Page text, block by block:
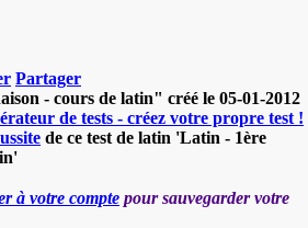
Partager
- cours de latin" créé le 05-01-2012
de tests - créez votre propre test !
de ce test de latin 'Latin - 1ère
à votre compte pour sauvegarder votre